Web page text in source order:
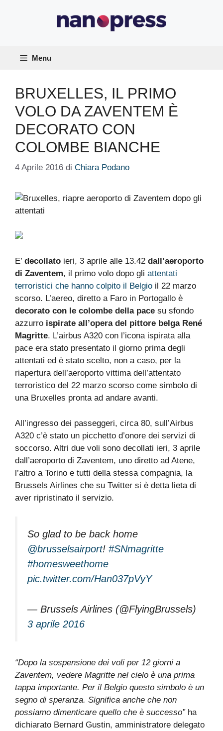
Menu
BRUXELLES, IL PRIMO
VOLO DA ZAVENTEM È
DECORATO CON
COLOMBE BIANCHE
4 Aprile 2016 di Chiara Podano
E’ decollato ieri, 3 aprile alle 13.42 dall’aeroporto
di Zaventem, il primo volo dopo gli attentati
terroristici che hanno colpito il Belgio il 22 marzo
scorso. L’aereo, diretto a Faro in Portogallo è
decorato con le colombe della pace su sfondo
azzurro ispirate all’opera del pittore belga René
Magritte. L’airbus A320 con l’icona ispirata alla
pace era stato presentato il giorno prima degli
attentati ed è stato scelto, non a caso, per la
riapertura dell’aeroporto vittima dell’attentato
terroristico del 22 marzo scorso come simbolo di
una Bruxelles pronta ad andare avanti.
All’ingresso dei passeggeri, circa 80, sull’Airbus
A320 c’è stato un picchetto d’onore dei servizi di
soccorso. Altri due voli sono decollati ieri, 3 aprile
dall’aeroporto di Zaventem, uno diretto ad Atene,
l’altro a Torino e tutti della stessa compagnia, la
Brussels Airlines che su Twitter si è detta lieta di
aver ripristinato il servizio.
So glad to be back home
@brusselsairport! #SNmagritte
#homesweethome
pic.twitter.com/Han037pVyY
— Brussels Airlines (@FlyingBrussels)
3 aprile 2016
“Dopo la sospensione dei voli per 12 giorni a
Zaventem, vedere Magritte nel cielo è una prima
tappa importante. Per il Belgio questo simbolo è un
segno di speranza. Significa anche che non
possiamo dimenticare quello che è successo”ha
dichiarato Bernard Gustin, amministratore delegato